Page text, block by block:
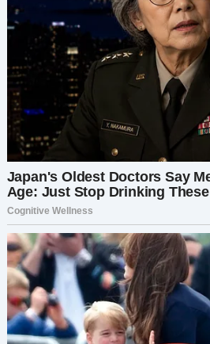
почуял то, что не мог никто
инстинктивное понимание,
радостный день. В воздухе
Женщина двигалась
тяготило под платьем.
Её глаза были устремлены в
любого взгляда. И Мило… он
молчаливым, инстинктивным
свойственным животным, он
не так.
Без предупреждения Мило
Один резкий лай пронзил
удару молнии. Толпа
перестали играть. Все